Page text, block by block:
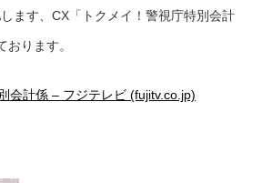
ます、CX「トクメイ！警視庁特別会計
ります。
会計係 – フジテレビ (fujitv.co.jp)